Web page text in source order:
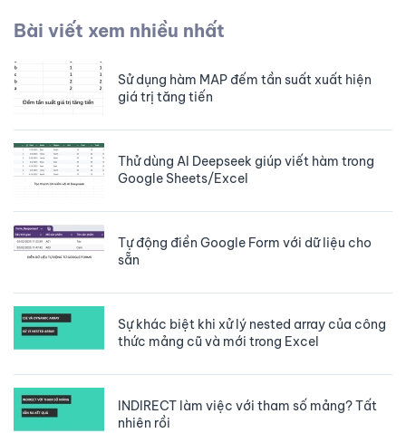
Bài viết xem nhiều nhất
Sử dụng hàm MAP đếm tần suất xuất hiện
giá trị tăng tiến
Thử dùng AI Deepseek giúp viết hàm trong
Google Sheets/Excel
Tự động điền Google Form với dữ liệu cho
sẵn
Sự khác biệt khi xử lý nested array của công
thức mảng cũ và mới trong Excel
INDIRECT làm việc với tham số mảng? Tất
nhiên rồi